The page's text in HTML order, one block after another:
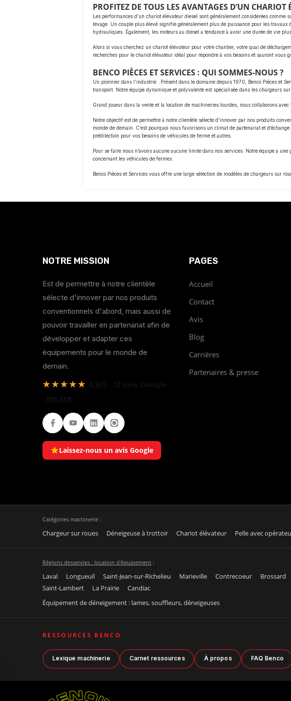
PROFITEZ DE TOUS LES AVANTAGES D’UN CHARIOT
Les performances d’un chariot élévateur diesel sont généralement considérées
levage. Un couple plus élevé signifie généralement plus de puissance pour les
hydrauliques. Également, les moteurs au diesel a tendance à avoir une durée de vie
Alors si vous cherchez un chariot élévateur pour votre chantier, votre quai de
recherches pour le chariot élévateur idéal pour répondre à vos besoins et sauront vous
BENCO PIÈCES ET SERVICES : QUI SOMMES-NOUS ?
Un pionnier dans l’industrie . Présent dans le domaine depuis 1970, Benco Pièces et
transport. Notre équipe dynamique et polyvalente est spécialisée dans les chargeurs
Grand joueur dans la vente et la location de machineries lourdes, nous collaborons
Notre objectif est de permettre à notre clientèle sélecte d’innover par nos produits
monde de demain. C’est pourquoi nous favorisons un climat de partenariat et
prédilection pour vos besoins de véhicules de ferme et autres.
Pour se faire nous n’avons aucune aucune limite dans nos services. Notre équipe a
concernant les véhicules de fermes.
Benco Pièces et Services vous offre une large sélection de modèles de chargeurs sur
NOTRE MISSION
Est de permettre à notre clientèle
sélecte d'innover par nos produits
conventionnels d'abord, mais aussi de
pouvoir travailler en partenariat afin de
développer et adapter ces
équipements pour le monde de
demain.
★★★★★
FacebookYoutubeLinkedInInstagram
Laissez-nous un avis Google
PAGES
Accueil
Contact
Avis
Blog
Carrières
Partenaires & presse
Catégories machinerie :
Chargeur sur roues Déneigeuse à trottoir Chariot élévateur Pelle avec
Régions desservies : location d'équipement :
Laval Longueuil Saint-Jean-sur-Richelieu Marieville Contrecoeur Brossard
Saint-Lambert
La Prairie
Candiac
Équipement de déneigement : lames, souffleurs, déneigeuses
RESSOURCES BENCO
Lexique machinerie Carnet ressources À propos FAQ Benco